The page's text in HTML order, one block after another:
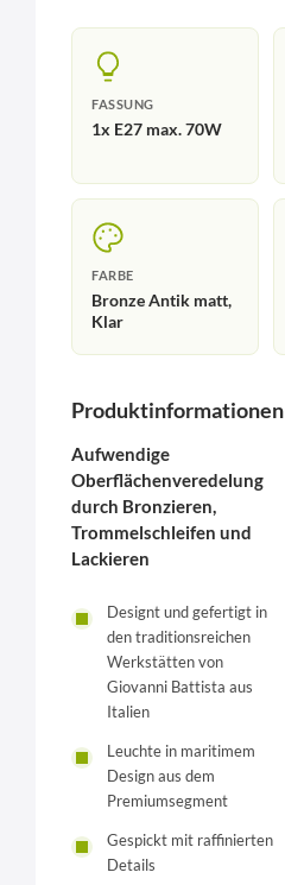
FASSUNG
1x E27 max. 70W
FARBE
Bronze Antik matt,
Klar
Produktinformationen
Aufwendige
Oberflächenveredelung
durch Bronzieren,
Trommelschleifen und
Lackieren
Designt und gefertigt in
den traditionsreichen
Werkstätten von
Giovanni Battista aus
Italien
Leuchte in maritimem
Design aus dem
Premiumsegment
Gespickt mit raffinierten
Details